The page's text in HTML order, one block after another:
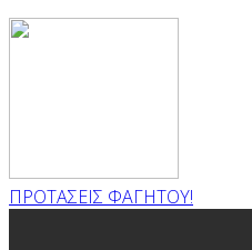
ΠΡΟΤΑΣΕΙΣ ΦΑΓΗΤΟΥ!